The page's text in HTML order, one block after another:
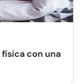
con una